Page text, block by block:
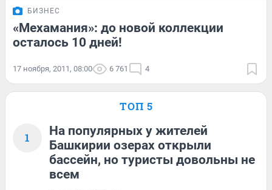
БИЗНЕС
«Мехамания»: до новой коллекции
осталось 10 дней!
17 ноября, 2011, 08:00 6 761 4
ТОП 5
1
На популярных у жителей
Башкирии озерах открыли
бассейн, но туристы довольны не
всем